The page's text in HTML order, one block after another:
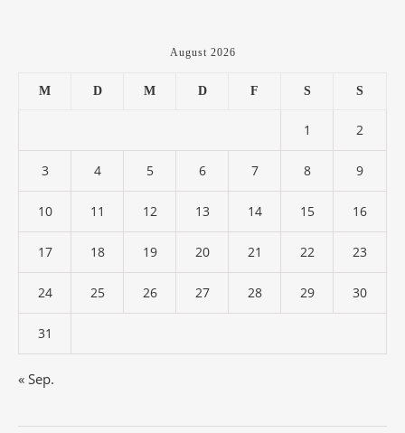
August 2026
M D M D F S S
1 2
3 4 5 6 7 8 9
10 11 12 13 14 15 16
17 18 19 20 21 22 23
24 25 26 27 28 29 30
31
« Sep.